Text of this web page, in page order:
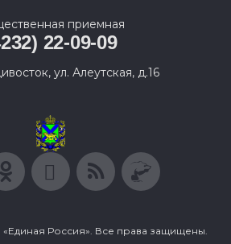
приемная
22-09-09
ул. Алеутская, д.16
Россия». Все права защищены.